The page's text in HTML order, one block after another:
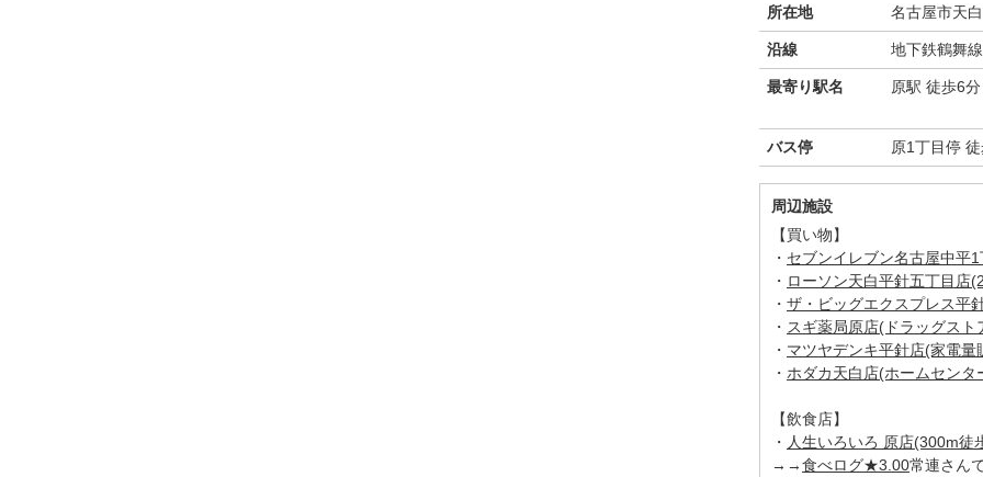
所在地 名古屋市天
沿線 地下鉄鶴舞線
最寄り駅名 原駅 徒歩6分
バス停 原1丁目停
周辺施設
【買い物】
・ セブンイレブン名古屋中平
・ ローソン天白平針五丁目店
・ ザ・ビッグエクスプレス平
・ スギ薬局原店(ドラッグス
・ マツヤデンキ平針店(家電
・ ホダカ天白店(ホームセンタ
【飲食店】
・ 人生いろいろ 原店(300m徒
→→食べログ★3.00常連さん